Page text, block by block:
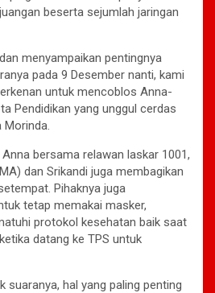
beserta sejumlah jaringan
menyampaikan pentingnya
pada 9 Desember nanti, kami
untuk mencoblos Anna-
Pendidikan yang unggul cerdas
Morinda.
bersama relawan laskar 1001,
dan Srikandi juga membagikan
Pihaknya juga
tetap memakai masker,
protokol kesehatan baik saat
datang ke TPS untuk
suaranya, hal yang paling penting